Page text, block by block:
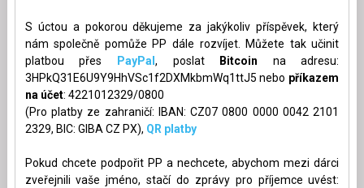
S úctou a pokorou děkujeme za jakýkoliv příspěvek, který
nám společně pomůže PP dále rozvíjet. Můžete tak učinit
platbou přes
PayPal , poslat Bitcoin na adresu:
3HPkQ31E6U9Y9HhVSc1f2DXMkbmWq1ttJ5 nebo příkazem
na účet: 4221012329/0800
(Pro platby ze zahraničí: IBAN: CZ07 0800 0000 0042 2101
2329, BIC: GIBA CZ PX), QR platby
Pokud chcete podpořit PP a nechcete, abychom mezi dárci
zveřejnili vaše jméno, stačí do zprávy pro příjemce uvést: